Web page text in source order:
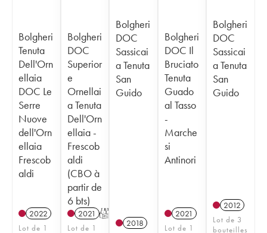
Bolgheri
Tenuta
Dell'Orn
ellaia
DOC Le
Serre
Nuove
dell'Orn
ellaia
Frescob
aldi
2022
Lot de 1
Bolgheri
DOC
Superior
e
Ornellai
a Tenuta
Dell'Orn
ellaia -
Frescob
aldi
(CBO à
partir de
6 bts)
2021 T
Lot de 1
Bolgheri
DOC
Sassicai
a Tenuta
San
Guido
2018
Bolgheri
DOC Il
Bruciato
Tenuta
Guado
al Tasso
-
Marche
si
Antinori
2021
Lot de 1
Bolgheri
DOC
Sassicai
a Tenuta
San
Guido
2012
Lot de 3
bouteilles